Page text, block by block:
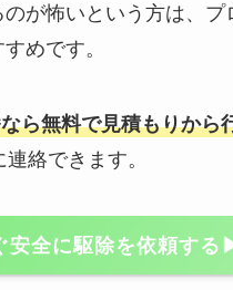
が怖いという方は、プ
めです。
ら無料で見積もりから
絡できます。
安全に駆除を依頼する